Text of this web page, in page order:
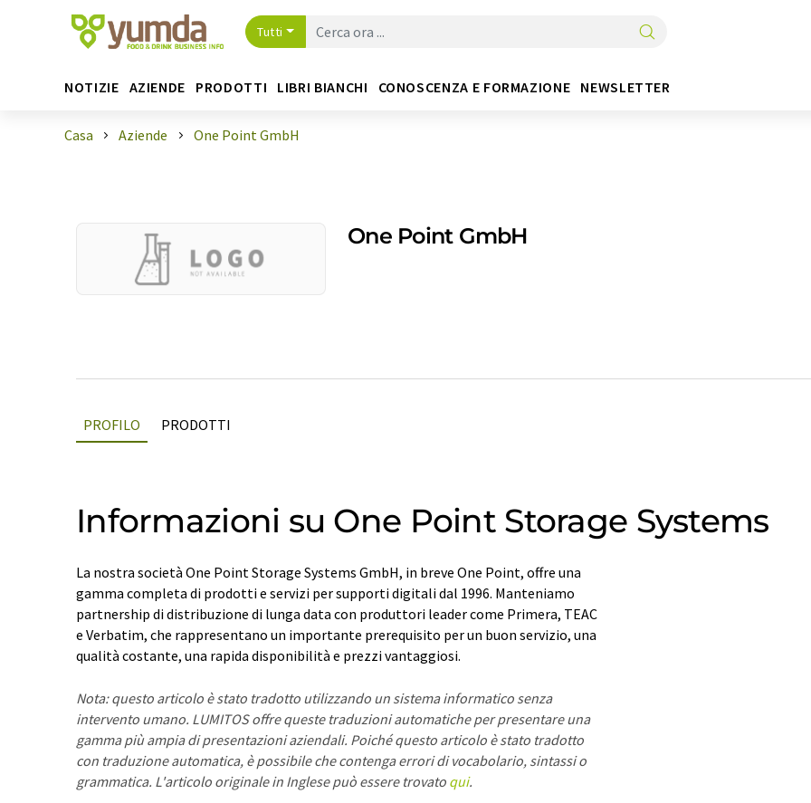
Tutti
NOTIZIE AZIENDE PRODOTTI LIBRI BIANCHI CONOSCENZA E FORMAZIONE NEWSLETTER
Casa Aziende One Point GmbH
One Point GmbH
PROFILO PRODOTTI
Informazioni su One Point Storage Systems
La nostra società One Point Storage Systems GmbH, in breve One Point, offre una
gamma completa di prodotti e servizi per supporti digitali dal 1996. Manteniamo
partnership di distribuzione di lunga data con produttori leader come Primera, TEAC
e Verbatim, che rappresentano un importante prerequisito per un buon servizio, una
qualità costante, una rapida disponibilità e prezzi vantaggiosi.
Nota: questo articolo è stato tradotto utilizzando un sistema informatico senza
intervento umano. LUMITOS offre queste traduzioni automatiche per presentare una
gamma più ampia di presentazioni aziendali. Poiché questo articolo è stato tradotto
con traduzione automatica, è possibile che contenga errori di vocabolario, sintassi o
grammatica. L'articolo originale in Inglese può essere trovato qui.